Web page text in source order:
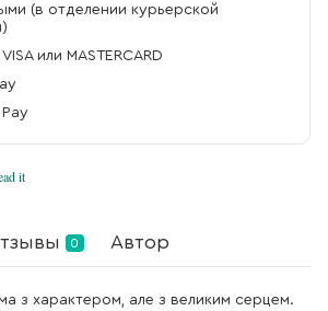
(в отделении курьерской
или MASTERCARD
0 Автор
з характером, але з великим серцем.